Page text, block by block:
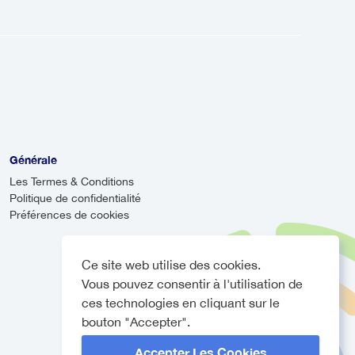
Ce site web utilise des cookies.
Vous pouvez consentir à l'utilisation de
ces technologies en cliquant sur le
bouton "Accepter".
partagé qui effectue
Générale
Les Termes & Conditions
Politique de confidentialité
Préférences de cookies